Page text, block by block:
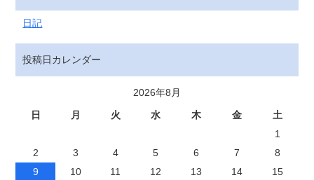
日記
投稿日カレンダー
2026年8月
日
月 火 水 木 金
土
1
2
3 4 5 6 7
8
9
10 11 12 13 14 15